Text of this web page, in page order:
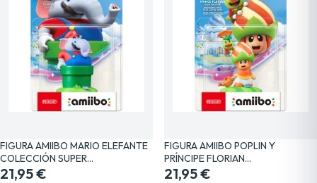
FIGURA AMIIBO MARIO ELEFANTE
COLECCIÓN SUPER…
21,95 €
FIGURA AMIIBO POPLIN Y
PRÍNCIPE FLORIAN…
21,95 €